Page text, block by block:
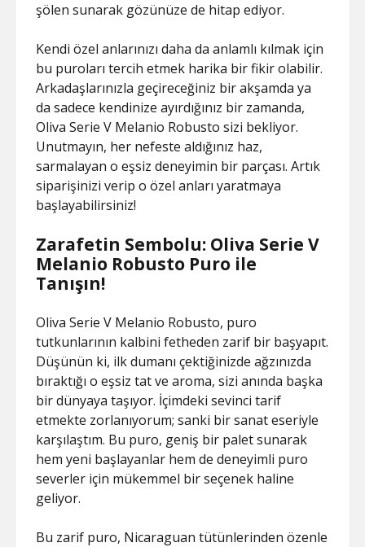
şölen sunarak gözünüze de hitap ediyor.
Kendi özel anlarınızı daha da anlamlı kılmak için
bu puroları tercih etmek harika bir fikir olabilir.
Arkadaşlarınızla geçireceğiniz bir akşamda ya
da sadece kendinize ayırdığınız bir zamanda,
Oliva Serie V Melanio Robusto sizi bekliyor.
Unutmayın, her nefeste aldığınız haz,
sarmalayan o eşsiz deneyimin bir parçası. Artık
siparişinizi verip o özel anları yaratmaya
başlayabilirsiniz!
Zarafetin Sembolu: Oliva Serie V
Melanio Robusto Puro ile
Tanışın!
Oliva Serie V Melanio Robusto, puro
tutkunlarının kalbini fetheden zarif bir başyapıt.
Düşünün ki, ilk dumanı çektiğinizde ağzınızda
bıraktığı o eşsiz tat ve aroma, sizi anında başka
bir dünyaya taşıyor. İçimdeki sevinci tarif
etmekte zorlanıyorum; sanki bir sanat eseriyle
karşılaştım. Bu puro, geniş bir palet sunarak
hem yeni başlayanlar hem de deneyimli puro
severler için mükemmel bir seçenek haline
geliyor.
Bu zarif puro, Nicaraguan tütünlerinden özenle